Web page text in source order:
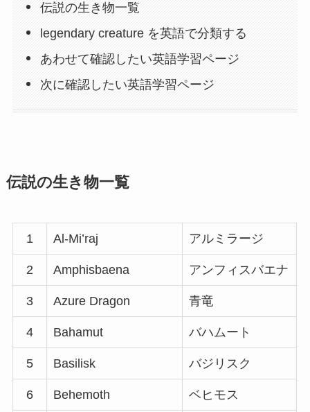
伝説の生き物一覧
legendary creature を英語で分類する
あわせて確認したい英語学習ページ
次に確認したい英語学習ページ
伝説の生き物一覧
1 Al-Mi’raj アルミラージ
2 Amphisbaena アンフィスバエナ
3 Azure Dragon 青竜
4 Bahamut バハムート
5 Basilisk バジリスク
6 Behemoth ベヒモス